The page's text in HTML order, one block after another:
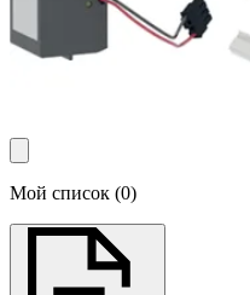
Мой список (0)